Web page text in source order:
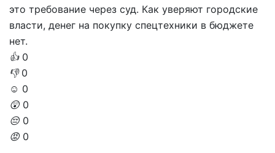
это требование через суд. Как уверяют городские
власти, денег на покупку спецтехники в бюджете
нет.
👍 0
👎 0
☺️ 0
😲 0
😔 0
😡 0